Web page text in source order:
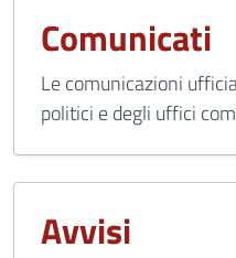
Comunicati
Le comunicazioni
politici e degli uffici
Avvisi